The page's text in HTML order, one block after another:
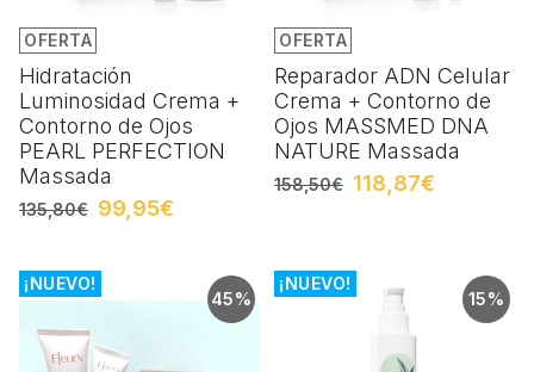
OFERTA
Hidratación
Luminosidad Crema +
Contorno de Ojos
PEARL PERFECTION
Massada
135,80€ 99,95€
OFERTA
Reparador ADN Celular
Crema + Contorno de
Ojos MASSMED DNA
NATURE Massada
158,50€ 118,87€
45%
¡NUEVO!
15%
¡NUEVO!